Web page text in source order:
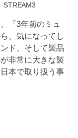
STREAM3
「3年前のミュ
、気になってし
ド、そして製品
非常に大きな製
本で取り扱う事